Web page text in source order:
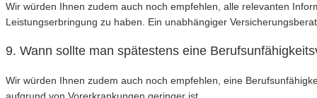
Wir würden Ihnen zudem auch noch empfehlen, alle relevanten
Leistungserbringung zu haben. Ein unabhängiger
9. Wann sollte man spätestens eine
Wir würden Ihnen zudem auch noch empfehlen, eine